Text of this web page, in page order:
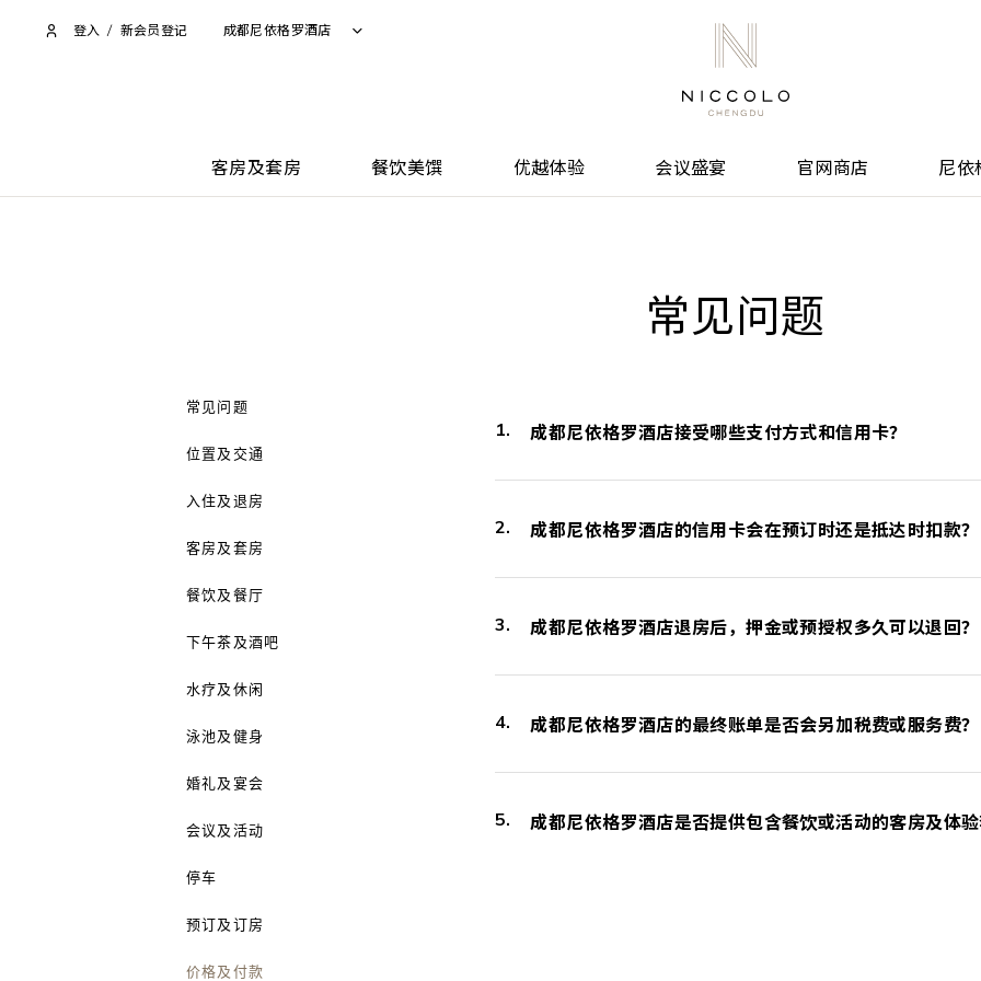
登入 / 新会员登记 成都尼依格罗酒店
客房及套房 餐饮美馔 优越体验 会议盛宴 官网商店 尼依
常见问题
常见问题
位置及交通
入住及退房
客房及套房
餐饮及餐厅
下午茶及酒吧
水疗及休闲
泳池及健身
婚礼及宴会
会议及活动
停车
预订及订房
价格及付款
成都尼依格罗酒店接受哪些支付方式和信用卡？
成都尼依格罗酒店的信用卡会在预订时还是抵达时扣款？
成都尼依格罗酒店退房后，押金或预授权多久可以退回？
成都尼依格罗酒店的最终账单是否会另加税费或服务费？
成都尼依格罗酒店是否提供包含餐饮或活动的客房及体